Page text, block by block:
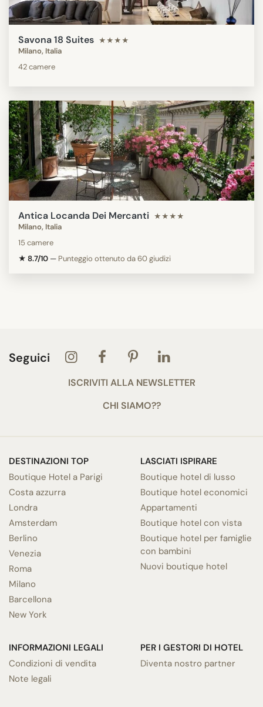
Savona 18 Suites ★★★★
Milano, Italia
42 camere
Antica Locanda Dei Mercanti ★★★★
Milano, Italia
15 camere
★ 8.7/10 — Punteggio ottenuto da 60 giudizi
Seguici
ISCRIVITI ALLA NEWSLETTER
CHI SIAMO??
DESTINAZIONI TOP
Boutique Hotel a Parigi
Costa azzurra
Londra
Amsterdam
Berlino
Venezia
Roma
Milano
Barcellona
New York
LASCIATI ISPIRARE
Boutique hotel di lusso
Boutique hotel economici
Appartamenti
Boutique hotel con vista
Boutique hotel per famiglie
con bambini
Nuovi boutique hotel
INFORMAZIONI LEGALI
Condizioni di vendita
Note legali
PER I GESTORI DI HOTEL
Diventa nostro partner